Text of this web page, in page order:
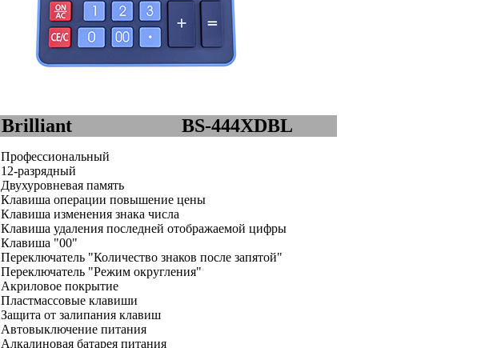
Brilliant BS-444XDBL
Профессиональный
12-разрядный
Двухуровневая память
Клавиша операции повышение цены
Клавиша изменения знака числа
Клавиша удаления последней отображаемой цифры
Клавиша "00"
Переключатель "Количество знаков после запятой"
Переключатель "Режим округления"
Акриловое покрытие
Пластмассовые клавиши
Защита от залипания клавиш
Автовыключение питания
Алкалиновая батарея питания